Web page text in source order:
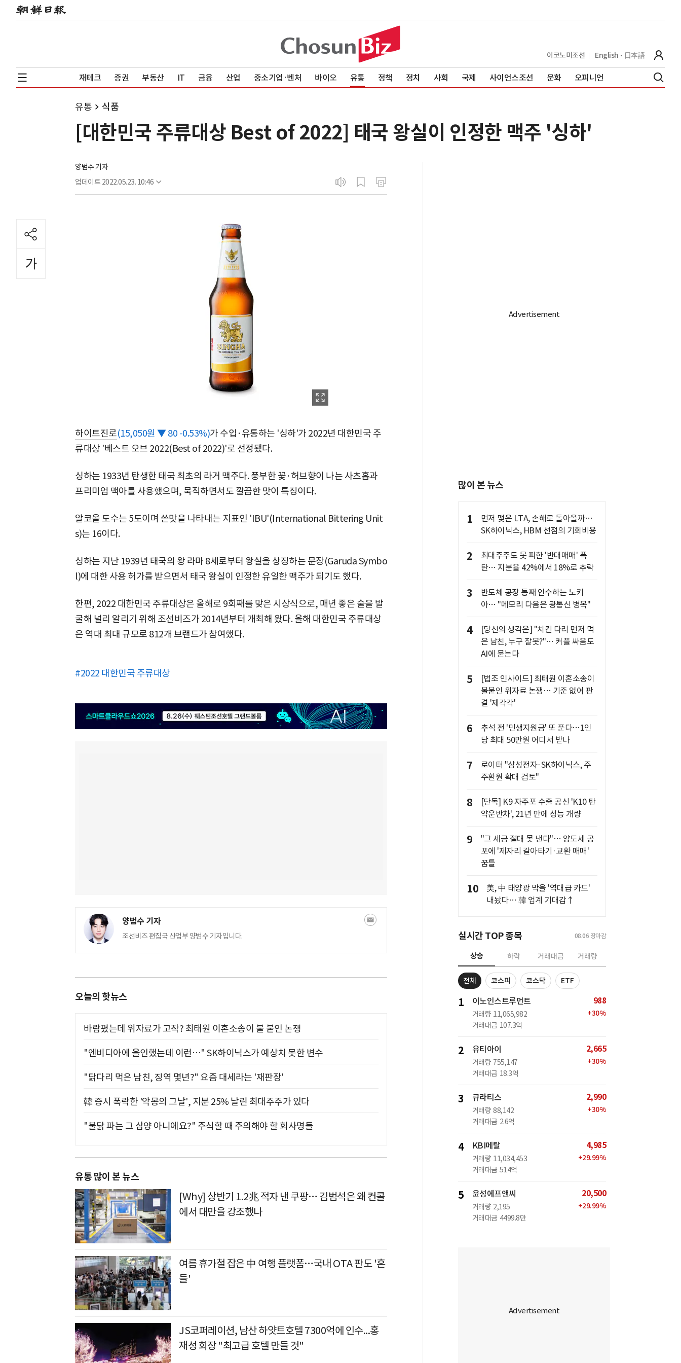
이코노미조선 English 日本語
재테크 증권 부동산 IT 금융 산업 중소기업·벤처 바이오 유통 정책 정치 사회 국제 사이언스조선 문화 오피니언
유통 식품
[대한민국 주류대상 Best of 2022] 태국 왕실이 인정한 맥주 '싱하'
양범수 기자
업데이트 2022.05.23. 10:46
하이트진로(15,050원 ▼ 80 -0.53%)가 수입·유통하는 '싱하'가 2022년 대한민국 주
류대상 '베스트 오브 2022(Best of 2022)'로 선정됐다.
싱하는 1933년 탄생한 태국 최초의 라거 맥주다. 풍부한 꽃·허브향이 나는 사츠홉과
프리미엄 맥아를 사용했으며, 묵직하면서도 깔끔한 맛이 특징이다.
알코올 도수는 5도이며 쓴맛을 나타내는 지표인 'IBU'(International Bittering Unit
s)는 16이다.
싱하는 지난 1939년 태국의 왕 라마 8세로부터 왕실을 상징하는 문장(Garuda Symbo
l)에 대한 사용 허가를 받으면서 태국 왕실이 인정한 유일한 맥주가 되기도 했다.
한편, 2022 대한민국 주류대상은 올해로 9회째를 맞은 시상식으로, 매년 좋은 술을 발
굴해 널리 알리기 위해 조선비즈가 2014년부터 개최해 왔다. 올해 대한민국 주류대상
은 역대 최대 규모로 812개 브랜드가 참여했다.
#2022 대한민국 주류대상
양범수 기자
조선비즈 편집국 산업부 양범수 기자입니다.
오늘의 핫뉴스
바람폈는데 위자료가 고작? 최태원 이혼소송이 불 붙인 논쟁
"엔비디아에 올인했는데 이런…" SK하이닉스가 예상치 못한 변수
"닭다리 먹은 남친, 징역 몇년?" 요즘 대세라는 '재판장'
韓 증시 폭락한 '악몽의 그날', 지분 25% 날린 최대주주가 있다
"불닭 파는 그 삼양 아니에요?" 주식할 때 주의해야 할 회사명들
유통 많이 본 뉴스
[Why] 상반기 1.2兆 적자 낸 쿠팡… 김범석은 왜 컨콜
에서 대만을 강조했나
여름 휴가철 잡은 中 여행 플랫폼…국내 OTA 판도 '흔
들'
JS코퍼레이션, 남산 하얏트호텔 7300억에 인수...홍
재성 회장 "최고급 호텔 만들 것"
많이 본 뉴스
1
먼저 맺은 LTA, 손해로 돌아올까…
SK하이닉스, HBM 선점의 기회비용
2
최대주주도 못 피한 '반대매매' 폭
탄… 지분율 42%에서 18%로 추락
3
반도체 공장 통째 인수하는 노키
아… "메모리 다음은 광통신 병목"
4
[당신의 생각은] "치킨 다리 먼저 먹
은 남친, 누구 잘못?"… 커플 싸움도
AI에 묻는다
5
[법조 인사이드] 최태원 이혼소송이
불붙인 위자료 논쟁… 기준 없어 판
결 '제각각'
6
추석 전 '민생지원금' 또 푼다…1인
당 최대 50만원 어디서 받나
7
로이터 "삼성전자·SK하이닉스, 주
주환원 확대 검토"
8
[단독] K9 자주포 수출 공신 'K10 탄
약운반차', 21년 만에 성능 개량
9
"그 세금 절대 못 낸다"… 양도세 공
포에 '제자리 갈아타기·교환 매매'
꿈틀
10
美, 中 태양광 막을 '역대급 카드'
내놨다… 韓 업계 기대감↑
실시간 TOP 종목 08.06 장마감
상승 하락 거래대금 거래량
전체 코스피 코스닥 ETF
1 이노인스트루먼트
거래량 11,065,982
거래대금 107.3억
988
+30%
2 유티아이
거래량 755,147
거래대금 18.3억
2,665
+30%
3 큐라티스
거래량 88,142
거래대금 2.6억
2,990
+30%
4 KBI메탈
거래량 11,034,453
거래대금 514억
4,985
+29.99%
5 윤성에프앤씨
거래량 2,195
거래대금 4499.8만
20,500
+29.99%